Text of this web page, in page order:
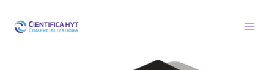
contenido